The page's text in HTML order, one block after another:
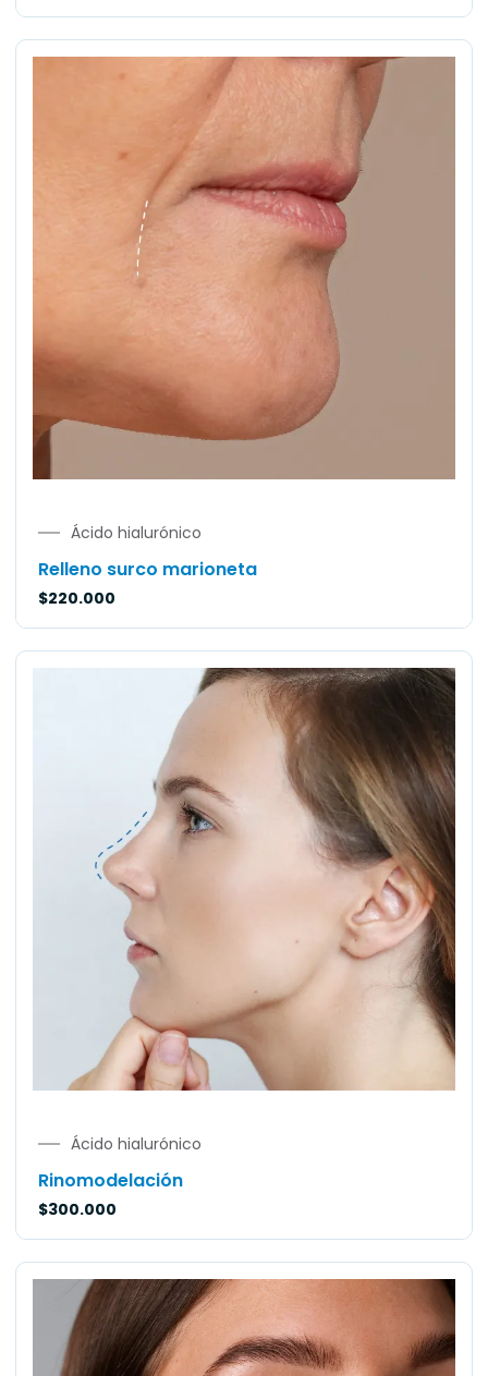
Ácido hialurónico
Relleno surco marioneta
$220.000
Ácido hialurónico
Rinomodelación
$300.000